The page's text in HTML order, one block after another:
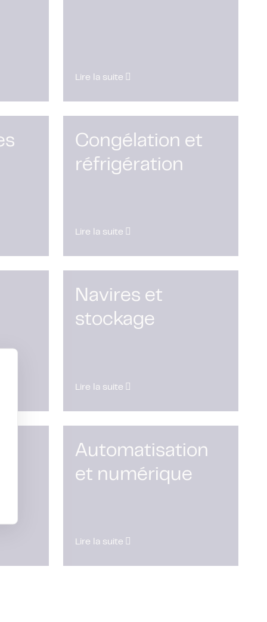
Lire la suite
Congélation et
réfrigération
Lire la suite
Navires et
stockage
Lire la suite
Automatisation
et numérique
Lire la suite